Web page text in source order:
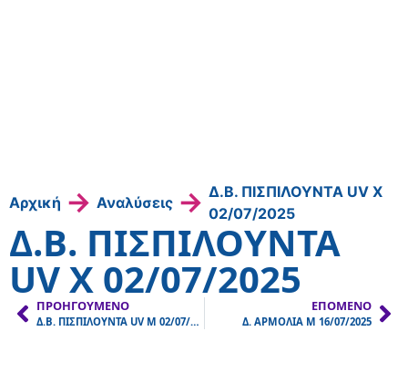
Αρχική → Αναλύσεις → Δ.Β. ΠΙΣΠΙΛΟΥΝΤΑ UV Χ
02/07/2025
Δ.Β. ΠΙΣΠΙΛΟΥΝΤΑ
UV Χ 02/07/2025
ΠΡΟΗΓΟΎΜΕΝΟ
Δ.Β. ΠΙΣΠΙΛΟΥΝΤΑ UV Μ 02/07/2025
ΕΠΌΜΕΝΟ
Δ. ΑΡΜΟΛΙΑ Μ 16/07/2025